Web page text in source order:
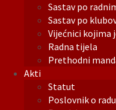
Sastav po
Sastav po
Vijećnici kojima
Radna tijela
Prethodni
Akti
Statut
Poslovnik o radu